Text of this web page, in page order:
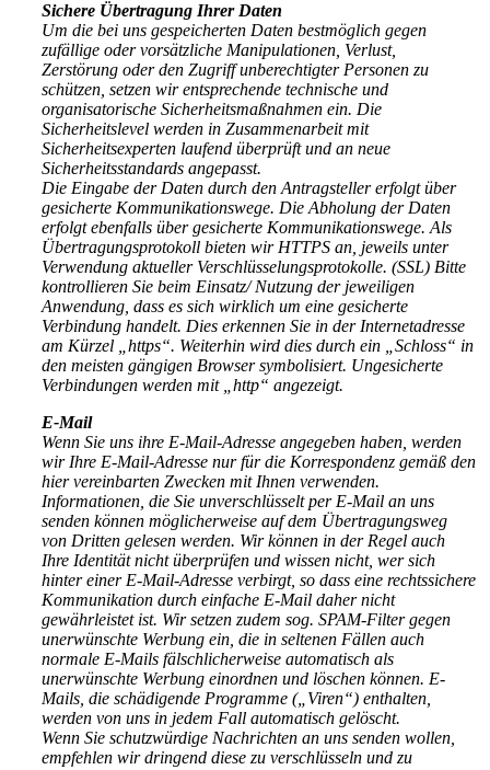
Sichere Übertragung Ihrer Daten
Um die bei uns gespeicherten Daten bestmöglich gegen
zufällige oder vorsätzliche Manipulationen, Verlust,
Zerstörung oder den Zugriff unberechtigter Personen zu
schützen, setzen wir entsprechende technische und
organisatorische Sicherheitsmaßnahmen ein. Die
Sicherheitslevel werden in Zusammenarbeit mit
Sicherheitsexperten laufend überprüft und an neue
Sicherheitsstandards angepasst.
Die Eingabe der Daten durch den Antragsteller erfolgt über
gesicherte Kommunikationswege. Die Abholung der Daten
erfolgt ebenfalls über gesicherte Kommunikationswege. Als
Übertragungsprotokoll bieten wir HTTPS an, jeweils unter
Verwendung aktueller Verschlüsselungsprotokolle. (SSL) Bitte
kontrollieren Sie beim Einsatz/ Nutzung der jeweiligen
Anwendung, dass es sich wirklich um eine gesicherte
Verbindung handelt. Dies erkennen Sie in der Internetadresse
am Kürzel „https“. Weiterhin wird dies durch ein „Schloss“ in
den meisten gängigen Browser symbolisiert. Ungesicherte
Verbindungen werden mit „http“ angezeigt.
E-Mail
Wenn Sie uns ihre E-Mail-Adresse angegeben haben, werden
wir Ihre E-Mail-Adresse nur für die Korrespondenz gemäß den
hier vereinbarten Zwecken mit Ihnen verwenden.
Informationen, die Sie unverschlüsselt per E-Mail an uns
senden können möglicherweise auf dem Übertragungsweg
von Dritten gelesen werden. Wir können in der Regel auch
Ihre Identität nicht überprüfen und wissen nicht, wer sich
hinter einer E-Mail-Adresse verbirgt, so dass eine rechtssichere
Kommunikation durch einfache E-Mail daher nicht
gewährleistet ist. Wir setzen zudem sog. SPAM-Filter gegen
unerwünschte Werbung ein, die in seltenen Fällen auch
normale E-Mails fälschlicherweise automatisch als
unerwünschte Werbung einordnen und löschen können. E-
Mails, die schädigende Programme („Viren“) enthalten,
werden von uns in jedem Fall automatisch gelöscht.
Wenn Sie schutzwürdige Nachrichten an uns senden wollen,
empfehlen wir dringend diese zu verschlüsseln und zu